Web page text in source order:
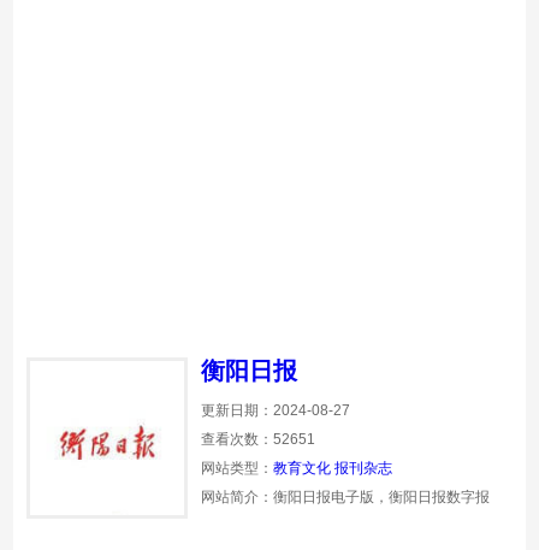
衡阳日报
更新日期：2024-08-27
查看次数：52651
网站类型：教育文化 报刊杂志
网站简介：衡阳日报电子版，衡阳日报数字报